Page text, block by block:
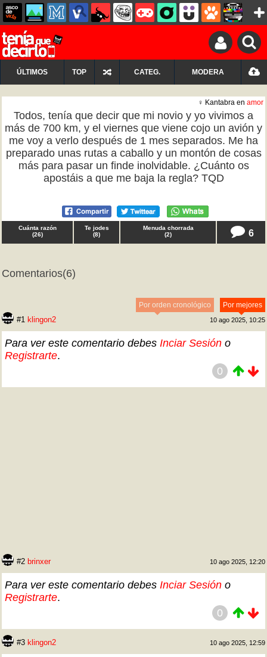
ÚLTIMOS TOP CATEG. MODERA
♀ Kantabra en amor
Todos, tenía que decir que mi novio y yo vivimos a
más de 700 km, y el viernes que viene cojo un avión y
me voy a verlo después de 1 mes separados. Me ha
preparado unas rutas a caballo y un montón de cosas
más para pasar un finde inolvidable. ¿Cuánto os
apostáis a que me baja la regla? TQD
Cuánta razón
(26)
Te jodes
(8)
Menuda chorrada
(2) 6
Comentarios(6)
Por mejores
Por orden cronológico
#1 klingon2 10 ago 2025, 10:25
Para ver este comentario debes Inciar Sesión o
Registrarte.
0
#2 brinxer 10 ago 2025, 12:20
Para ver este comentario debes Inciar Sesión o
Registrarte.
0
#3 klingon2 10 ago 2025, 12:59